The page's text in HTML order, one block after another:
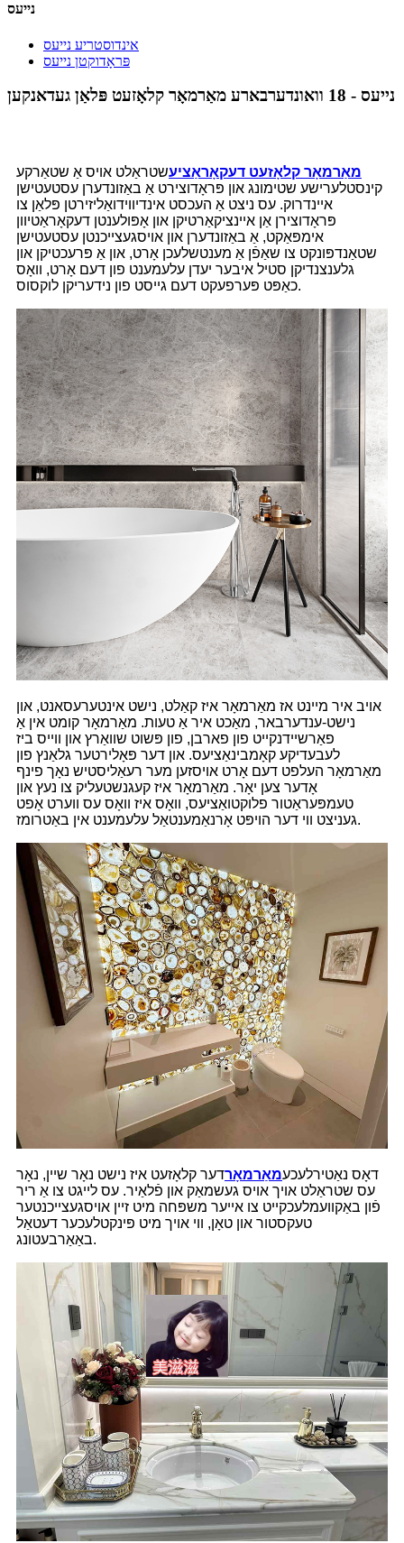
נייעס
אינדוסטריע נייעס
פּראָדוקטן נייעס
נייעס - 18 וואונדערבארע מאַרמאָר קלאָזעט פּלאַן געדאנקען
מאַרמאָר קלאָזעט דעקאָראַציעשטראַלט אויס אַ שטאַרקע
קינסטלערישע שטימונג און פּראָדוצירט אַ באַזונדערן עסטעטישן
איינדרוק. עס ניצט אַ העכסט אינדיווידואַליזירטן פּלאַן צו
פּראָדוצירן אַן איינציקאַרטיקן און אָפּולענטן דעקאָראַטיוון
אימפּאַקט, אַ באַזונדערן און אויסגעצייכנטן עסטעטישן
שטאַנדפּונקט צו שאַפֿן אַ מענטשלעכן אָרט, און אַ פּרעכטיקן און
גלענצנדיקן סטיל איבער יעדן עלעמענט פון דעם אָרט, וואָס
כאַפּט פּערפעקט דעם גייסט פון נידעריקן לוקסוס.
אויב איר מיינט אז מאַרמאָר איז קאַלט, נישט אינטערעסאנט, און
נישט-ענדערבאר, מאַכט איר אַ טעות. מאַרמאָר קומט אין אַ
פאַרשיידנקייט פון פארבן, פון פּשוט שוואַרץ און ווייס ביז
לעבעדיקע קאָמבינאַציעס. און דער פּאָלירטער גלאַנץ פון
מאַרמאָר העלפט דעם אָרט אויסזען מער רעאַליסטיש נאָך פינף
אָדער צען יאָר. מאַרמאָר איז קעגנשטעליק צו נעץ און
טעמפּעראַטור פלוקטואַציעס, וואָס איז וואָס עס ווערט אָפט
געניצט ווי דער הויפּט אָרנאַמענטאַל עלעמענט אין באַטרומז.
דאָס נאַטירלעכעמאַרמאָרדער קלאָזעט איז נישט נאָר שיין, נאָר
עס שטראַלט אויך אויס געשמאַק און פֿלאַיר. עס לייגט צו אַ ריר
פֿון באַקוועמלעכקייט צו אייער משפּחה מיט זיין אויסגעצייכנטער
טעקסטור און טאָן, ווי אויך מיט פּינקטלעכער דעטאַל
באַאַרבעטונג.